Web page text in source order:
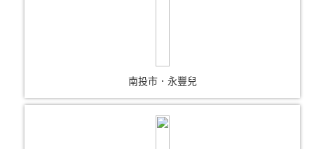
南投市．永豐兒